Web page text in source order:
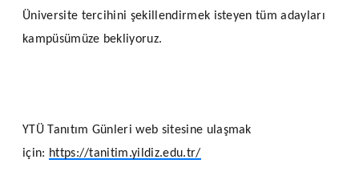
Üniversite tercihini şekillendirmek isteyen tüm adayları
kampüsümüze bekliyoruz.
YTÜ Tanıtım Günleri web sitesine ulaşmak
için: https://tanitim.yildiz.edu.tr/